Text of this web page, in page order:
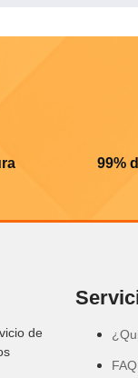
99%
de
FAQ